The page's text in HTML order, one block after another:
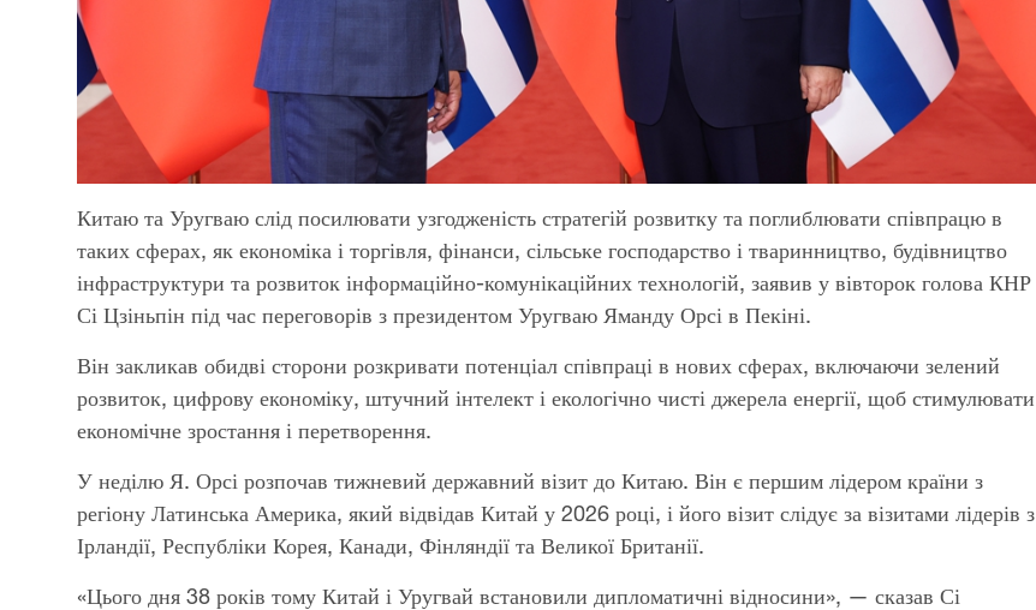
Китаю та Уругваю слід посилювати узгодженість стратегій розвитку та поглиблювати співпрацю в
таких сферах, як економіка і торгівля, фінанси, сільське господарство і тваринництво, будівництво
інфраструктури та розвиток інформаційно-комунікаційних технологій, заявив у вівторок голова КНР
Сі Цзіньпін під час переговорів з президентом Уругваю Яманду Орсі в Пекіні.
Він закликав обидві сторони розкривати потенціал співпраці в нових сферах, включаючи зелений
розвиток, цифрову економіку, штучний інтелект і екологічно чисті джерела енергії, щоб стимулювати
економічне зростання і перетворення.
У неділю Я. Орсі розпочав тижневий державний візит до Китаю. Він є першим лідером країни з
регіону Латинська Америка, який відвідав Китай у 2026 році, і його візит слідує за візитами лідерів з
Ірландії, Республіки Корея, Канади, Фінляндії та Великої Британії.
«Цього дня 38 років тому Китай і Уругвай встановили дипломатичні відносини», — сказав Сі